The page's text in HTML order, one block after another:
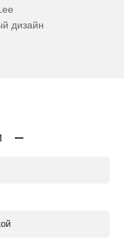
дизайн